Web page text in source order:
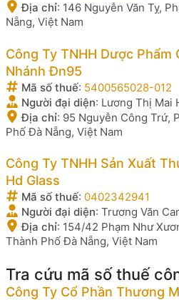
Địa chỉ: 146 Nguyễn Văn Tỵ,
Nẵng, Việt Nam
Công Ty TNHH Dược Phẩm
Nhánh Đn95
Mã số thuế: 5400565028-012
Người đại diện: Lương Thị Mai
Địa chỉ: 95 Nguyễn Công Trứ,
Phố Đà Nẵng, Việt Nam
Công Ty TNHH Sản Xuất
Hd Glass
Mã số thuế: 0402342941
Người đại diện: Trương Văn
Địa chỉ: 154/42 Phạm Như
Thành Phố Đà Nẵng, Việt Nam
Tra cứu mã số thuế
Công Ty Cổ Phần Thương